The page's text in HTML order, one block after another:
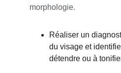
morphologie.
Réaliser un
du visage et
détendre ou à